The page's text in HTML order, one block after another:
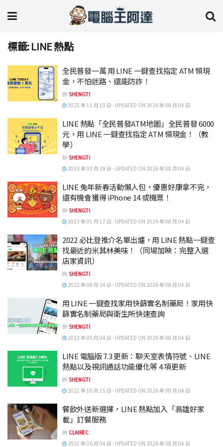
標籤:LINE 熱點
全民普發一萬 用 LINE 一鍵查找指定 ATM 領現
金，不怕迷路、還能防詐！
BYSHENGTI
2025 年 11 月 10 日 - UPDATED ON 2026 年 08 月 04 日
LINE 熱點「全民普發ATM地圖」全民普發 6000
元，用 LINE 一鍵查找指定 ATM 領現金！（教
學）
BYSHENGTI
2023 年 03 月 29 日 - UPDATED ON 2026 年 08 月 04 日
LINE 兔年新春活動懶人包，優惠好康拿不完，
還有機會獲得 iPhone 14 或機票！
BYSHENGTI
2023 年 01 月 17 日 - UPDATED ON 2026 年 08 月 04 日
2022 必比登推介名單出爐，用 LINE 熱點一鍵查
找最近的米其林美味！（同場加映：完整入選
店家資訊）
BYSHENGTI
2022 年 08 月 24 日 - UPDATED ON 2026 年 08 月 04 日
用 LINE 一鍵查找家用快篩實名制藥局！家用快
篩實名制藥局與衛生所快速查詢
BYSHENGTI
2022 年 05 月 04 日 - UPDATED ON 2026 年 08 月 04 日
LINE 電腦版 7.3 更新：聊天室表情符號、LINE
熱點以及視訊通話功能優化等 4 項更新
BYSHENGTI
2021 年 10 月 15 日 - UPDATED ON 2026 年 08 月 04 日
餐飲外送新選擇，LINE 熱點加入「高雄好家
載」訂餐服務
BY CLAIREC
2021 年 06 月 04 日 - UPDATED ON 2026 年 08 月 04 日